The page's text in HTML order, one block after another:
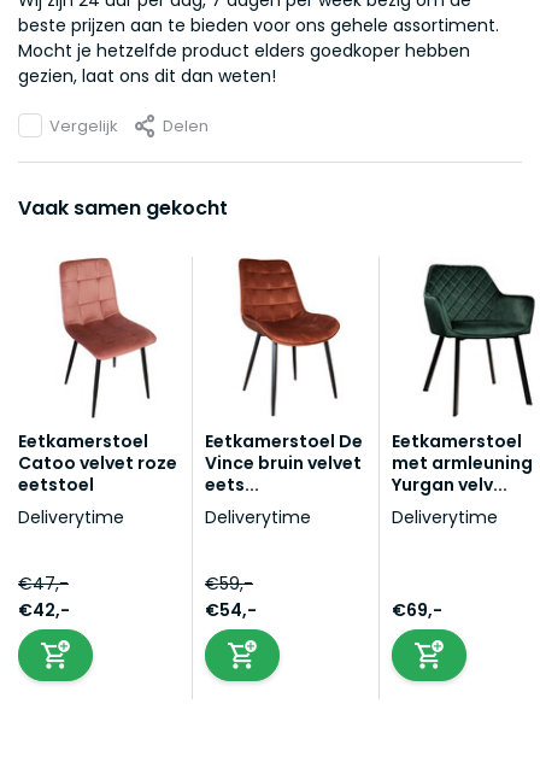
beste prijzen aan te bieden voor ons gehele assortiment.
Mocht je hetzelfde product elders goedkoper hebben
gezien, laat ons dit dan weten!
Vergelijk Delen
Vaak samen gekocht
Eetkamerstoel
Catoo velvet roze
eetstoel
Deliverytime
€47,-
€42,-
Eetkamerstoel De
Vince bruin velvet
eets...
Deliverytime
€59,-
€54,-
Eetkamerstoel
met armleuning
Yurgan velv...
Deliverytime
€69,-